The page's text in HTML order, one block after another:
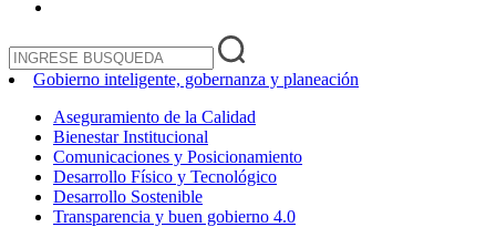
Gobierno inteligente, gobernanza y planeación
Aseguramiento de la Calidad
Bienestar Institucional
Comunicaciones y Posicionamiento
Desarrollo Físico y Tecnológico
Desarrollo Sostenible
Transparencia y buen gobierno 4.0